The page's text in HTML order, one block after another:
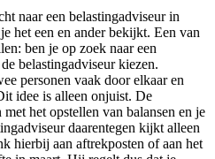
naar een belastingadviseur in
het een en ander bekijkt. Een van
ben je op zoek naar een
belastingadviseur kiezen.
personen vaak door elkaar en
idee is alleen onjuist. De
het opstellen van balansen en je
daarentegen kijkt alleen
hierbij aan aftrekposten of aan het